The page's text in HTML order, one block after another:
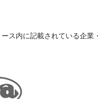
ス内に記載されている企業